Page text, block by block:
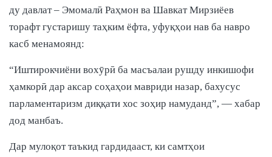
ду давлат – Эмомалӣ Раҳмон ва Шавкат Мирзиёев
торафт густаришу таҳким ёфта, уфуқҳои нав ба навро
касб менамоянд:
“Иштирокчиёни вохӯрӣ ба масъалаи рушду инкишофи
ҳамкорӣ дар аксар соҳаҳои мавриди назар, бахусус
парламентаризм диққати хос зоҳир намуданд”, — хабар
дод манбаъ.
Дар мулоқот таъкид гардидааст, ки самтҳои